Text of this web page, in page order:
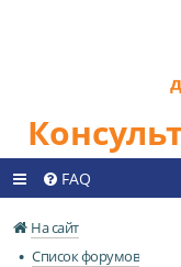
FAQ
На сайт
Список форумов